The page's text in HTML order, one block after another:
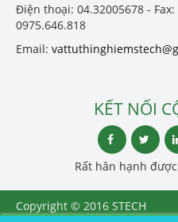
Điện thoại: 04.32005678 -
0975.646.818
Email:
KẾT NỐI
Rất hân hạnh
Copyright © 2016 STECH